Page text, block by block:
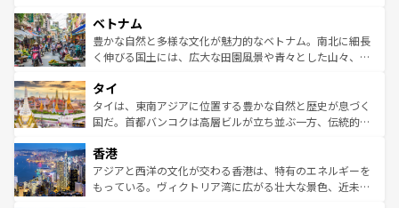
参照してほしい。
容にもいいと評判のスイーツなど、バラエティ豊かな料理
が味わえる。 なお、新着の台湾情報は コンテンツ一覧を参
照してほしい。
き、地方に足を延ばせば四季折々の自然美を楽しむことが
できる。そして、キムチや焼肉、絶品のストリートフード
まで、さまざまな韓国料理が待っている。夜には、韓国な
リティに包まれながら、韓国の多彩な魅力を心ゆくまで味
わってみてほしい。 なお、新着の韓国情報はコンテンツ一
覧を参照してほしい。
ベトナム
豊かな自然と多様な文化が魅力的なベトナム。南北に細長
く伸びる国土には、広大な田園風景や青々とした山々、世
急速な発展と共に伝統が息づく。ハノイの古い町並みやホ
ーチミン市のフランス統治時代の建物も、独特の雰囲気を
醸し出している。また、バラエティの豊かさとおいしさで
とつ。フォーやバインミー、ベトナムコーヒーなどは、ぜ
ひ現地で味わいたい。どの地域を訪れてもあたたかい人々
が旅行者を迎えてくれるので、きっと忘れられない旅にな
タイ
タイは、東南アジアに位置する豊かな自然と歴史が息づく
国だ。首都バンコクは高層ビルが立ち並ぶ一方、伝統的な
の活気が交差している。北部ではチェンマイなどの山岳地
帯で自然と触れ合い、南部ではプーケットやクラビの美し
いビーチでリゾート気分を楽しむことができる。タイ料理
香港
アジアと西洋の文化が交わる香港は、特有のエネルギーを
もっている。ヴィクトリア湾に広がる壮大な景色、近未来